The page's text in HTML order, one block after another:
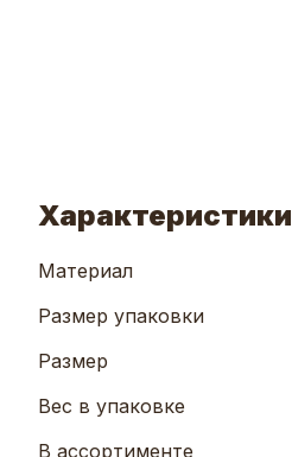
Характеристики
Материал
Размер упаковки
Размер
Вес в упаковке
В ассортименте